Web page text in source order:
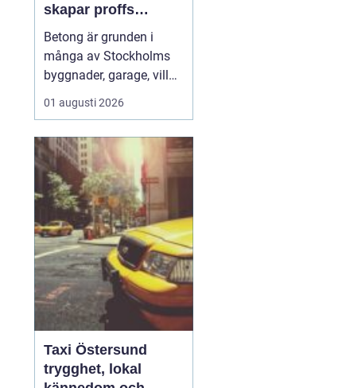
skapar proffs
hållbara
konstruktioner
Betong är grunden i
många av Stockholms
byggnader, garage, villor
och industrifastigheter.
När man pratar om
Stockholm handlar det
både om stabila grunder,
välgjutna stommar och
snygga ytor som håller
länge. För den som
planerar ett byg...
01 augusti 2026
Taxi Östersund
trygghet, lokal